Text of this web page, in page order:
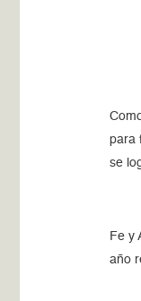
para
se
Fe y
año